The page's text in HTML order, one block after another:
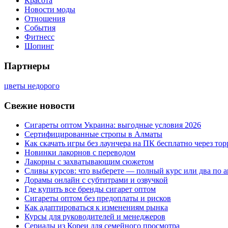
Новости моды
Отношения
События
Фитнесс
Шопинг
Партнеры
цветы недорого
Свежие новости
Сигареты оптом Украина: выгодные условия 2026
Сертифицированные стропы в Алматы
Как скачать игры без лаунчера на ПК бесплатно через
Новинки лакорнов с переводом
Лакорны с захватывающим сюжетом
Сливы курсов: что выберете — полный курс или два по
Дорамы онлайн с субтитрами и озвучкой
Где купить все бренды сигарет оптом
Сигареты оптом без предоплаты и рисков
Как адаптироваться к изменениям рынка
Курсы для руководителей и менеджеров
Сериалы из Кореи для семейного просмотра